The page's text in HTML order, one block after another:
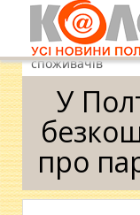
Головна »
проведуть
споживачів
У
про